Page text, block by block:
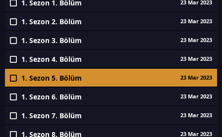
1. Sezon 1. Bölüm 23 Mar 2023
1. Sezon 2. Bölüm 23 Mar 2023
1. Sezon 3. Bölüm 23 Mar 2023
1. Sezon 4. Bölüm 23 Mar 2023
1. Sezon 5. Bölüm 23 Mar 2023
1. Sezon 6. Bölüm 23 Mar 2023
1. Sezon 7. Bölüm 23 Mar 2023
1. Sezon 8. Bölüm 23 Mar 2023